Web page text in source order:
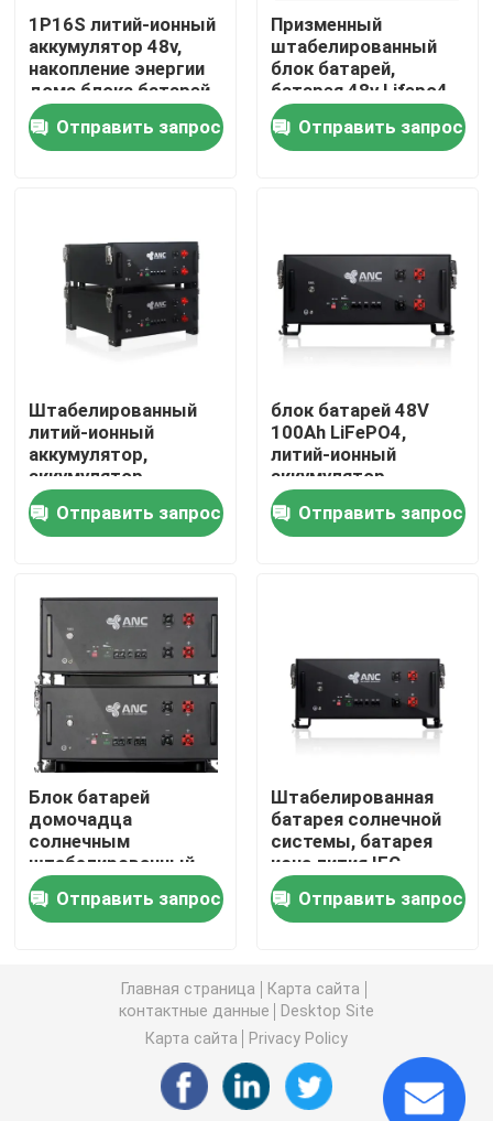
Продукция
О Компании
контроль качества
контактные данные
Новости
Все случаи
Жилые аккумуляторные системы хранения
Коммерческие системы хранения аккумуляторов
батарея 48v Lifepo4
батарея тележки гольфа 48V
Домашние аккумуляторы для хранения энергии
Батарея лития накопления энергии
Аккумуляторная батарея LiFePO4
1P16S литий-ионный
аккумулятор 48v,
накопление энергии
дома блока батарей
Lifepo4
Отправить запрос
Призменный
штабелированный
блок батарей,
батарея 48v Lifepo4
для домашней
пользы
Отправить запрос
Штабелированный
литий-ионный
аккумулятор,
аккумулятор
солнечной энергии
UL1973
Отправить запрос
блок батарей 48V
100Ah LiFePO4,
литий-ионный
аккумулятор
хранения солнечной
энергии
Отправить запрос
Блок батарей
домочадца
солнечным
штабелированный
хранением, блок
батарей Lifepo4 48v
100ah
Отправить запрос
Штабелированная
батарея солнечной
системы, батарея
иона лития IEC
перезаряжаемые
Отправить запрос
Главная страница
Карта сайта
контактные данные
Desktop Site
Карта сайта
Privacy Policy